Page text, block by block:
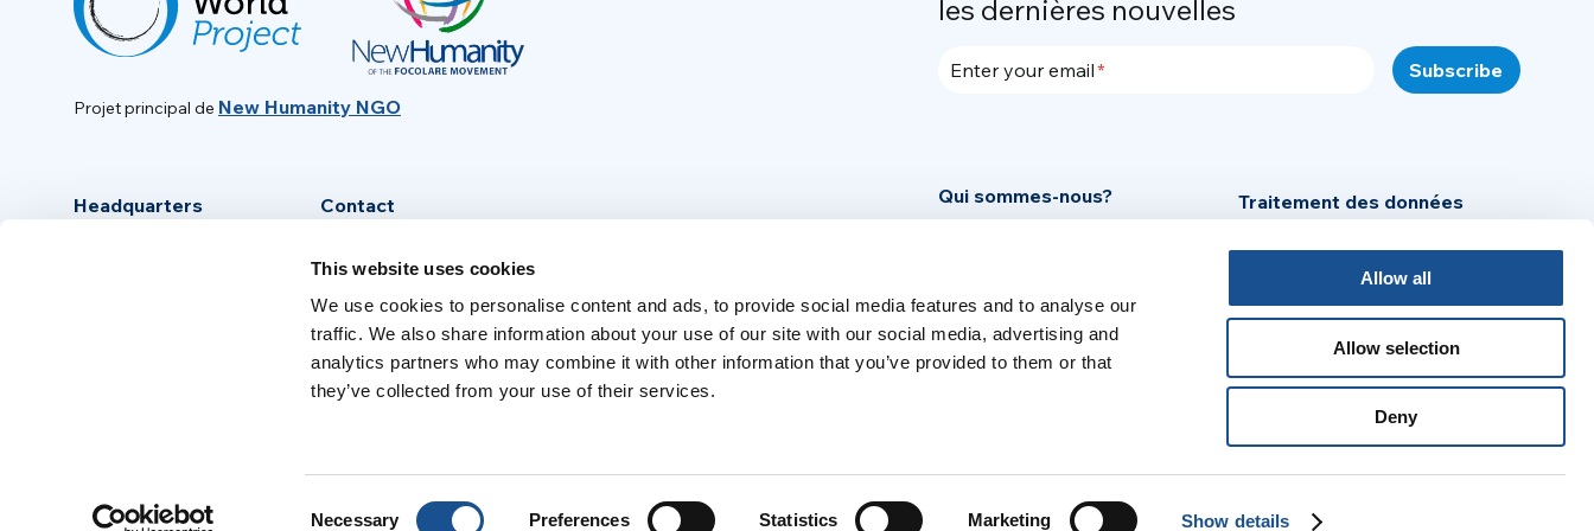
This website uses cookies
We use cookies to personalise content and ads, to provide social media features and to analyse our
traffic. We also share information about your use of our site with our social media, advertising and
analytics partners who may combine it with other information that you’ve provided to them or that
they’ve collected from your use of their services.
Necessary Preferences Statistics Marketing Show details
Allow all
Allow selection
Deny
Projet principal de New Humanity NGO
les dernières nouvelles
Enter your email
Headquarters Contact
+39 06 94 31 56 35
Qui sommes-nous?
Secteur Presse
Traitement des données
personnelles
Mentions légales
Español Français